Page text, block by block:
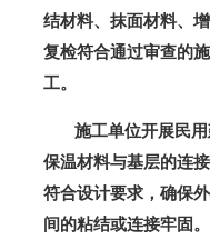
结材料、抹面材料、
复检符合通过审查的
工。
施工单位开展民
保温材料与基层的连
符合设计要求，确保
间的粘结或连接牢固